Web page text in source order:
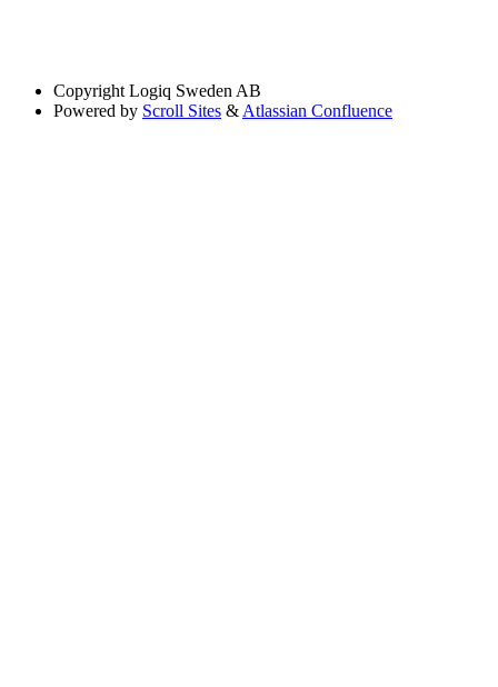
Copyright Logiq Sweden AB
Powered by Scroll Sites & Atlassian Confluence